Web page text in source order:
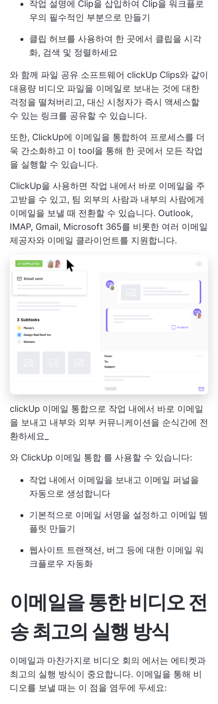
작업 설명에 Clip을 삽입하여 Clip을 워크플로
우의 필수적인 부분으로 만들기
클립 허브를 사용하여 한 곳에서 클립을 시각
화, 검색 및 정렬하세요
와 함께 파일 공유 소프트웨어 clickUp Clips와 같이
대용량 비디오 파일을 이메일로 보내는 것에 대한
걱정을 떨쳐버리고, 대신 시청자가 즉시 액세스할
수 있는 링크를 공유할 수 있습니다.
또한, ClickUp에 이메일을 통합하여 프로세스를 더
욱 간소화하고 이 tool을 통해 한 곳에서 모든 작업
을 실행할 수 있습니다.
ClickUp을 사용하면 작업 내에서 바로 이메일을 주
고받을 수 있고, 팀 외부의 사람과 내부의 사람에게
이메일을 보낼 때 전환할 수 있습니다. Outlook,
IMAP, Gmail, Microsoft 365를 비롯한 여러 이메일
제공자와 이메일 클라이언트를 지원합니다.
clickUp 이메일 통합으로 작업 내에서 바로 이메일
을 보내고 내부와 외부 커뮤니케이션을 순식간에 전
환하세요_
와 ClickUp 이메일 통합 를 사용할 수 있습니다:
작업 내에서 이메일을 보내고 이메일 퍼널을
자동으로 생성합니다
기본적으로 이메일 서명을 설정하고 이메일 템
플릿 만들기
웹사이트 트랜잭션, 버그 등에 대한 이메일 워
크플로우 자동화
이메일을 통한 비디오 전
송 최고의 실행 방식
이메일과 마찬가지로 비디오 회의 에서는 에티켓과
최고의 실행 방식이 중요합니다. 이메일을 통해 비
디오를 보낼 때는 이 점을 염두에 두세요: